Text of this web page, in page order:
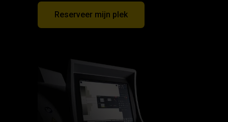
Reserveer mijn plek